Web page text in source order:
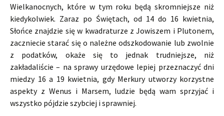
Wielkanocnych, które w tym roku będą skromniejsze niż
kiedykolwiek. Zaraz po Świętach, od 14 do 16 kwietnia,
Słońce znajdzie się w kwadraturze z Jowiszem i Plutonem,
zaczniecie starać się o należne odszkodowanie lub zwolnie
z podatków, okaże się to jednak trudniejsze, niż
zakładaliście – na sprawy urzędowe lepiej przeznaczyć dni
miedzy 16 a 19 kwietnia, gdy Merkury utworzy korzystne
aspekty z Wenus i Marsem, ludzie będą wam sprzyjać i
wszystko pójdzie szybciej i sprawniej.